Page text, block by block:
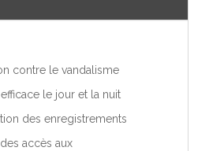
contre le vandalisme
le jour et la nuit
des enregistrements
accès aux